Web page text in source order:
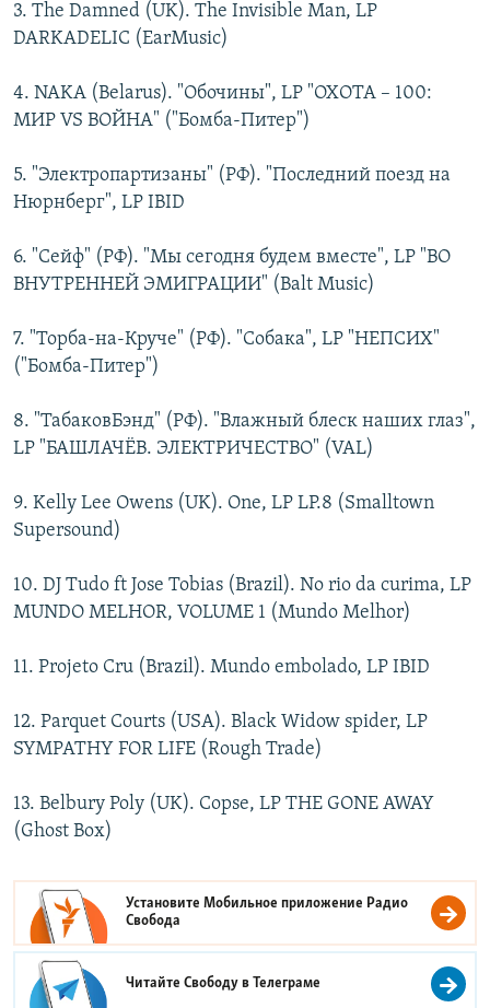
3. The Damned (UK). The Invisible Man, LP
DARKADELIC (EarMusic)
4. NAKA (Belarus). "Обочины", LP "ОХОТА – 100:
МИР VS ВОЙНА" ("Бомба-Питер")
5. "Электропартизаны" (РФ). "Последний поезд на
Нюрнберг", LP IBID
6. "Сейф" (РФ). "Мы сегодня будем вместе", LP "ВО
ВНУТРЕННЕЙ ЭМИГРАЦИИ" (Balt Music)
7. "Торба-на-Круче" (РФ). "Собака", LP "НЕПСИХ"
("Бомба-Питер")
8. "ТабаковБэнд" (РФ). "Влажный блеск наших глаз",
LP "БАШЛАЧЁВ. ЭЛЕКТРИЧЕСТВО" (VAL)
9. Kelly Lee Owens (UK). One, LP LP.8 (Smalltown
Supersound)
10. DJ Tudo ft Jose Tobias (Brazil). No rio da curima, LP
MUNDO MELHOR, VOLUME 1 (Mundo Melhor)
11. Projeto Cru (Brazil). Mundo embolado, LP IBID
12. Parquet Courts (USA). Black Widow spider, LP
SYMPATHY FOR LIFE (Rough Trade)
13. Belbury Poly (UK). Copse, LP THE GONE AWAY
(Ghost Box)
Установите Мобильное приложение Радио
Свобода
Читайте Свободу вТелеграме